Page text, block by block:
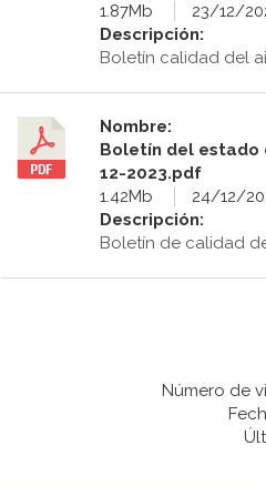
1.87Mb
23/12/
Descripción:
Boletín calidad del
Nombre:
Boletín del estado
12-2023.pdf
1.42Mb
24/12/
Descripción:
Boletín de calidad
Número de